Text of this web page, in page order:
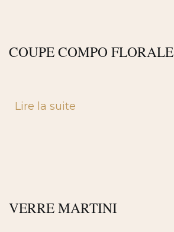
COUPE COMPO FLORALE
Lire la suite
VERRE MARTINI